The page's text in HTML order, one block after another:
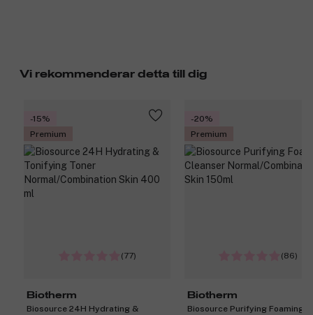
Vi rekommenderar detta till dig
-15%
Premium
(77)
Biotherm
Biosource 24H Hydrating &
-20%
Premium
(86)
Biotherm
Biosource Purifying Foaming